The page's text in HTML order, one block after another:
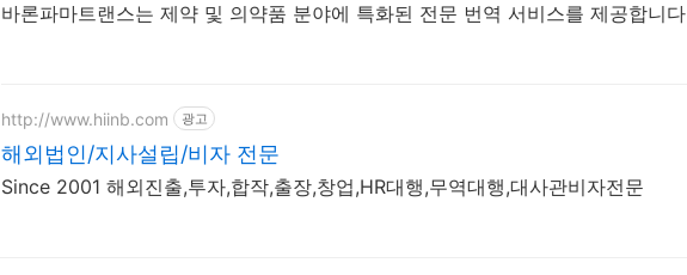
바론파마트랜스는 제약 및 의약품 분야에 특화된 전문 번역 서비스를 제공합니다
http://www.hiinb.com 광고
해외법인/지사설립/비자 전문
Since 2001 해외진출,투자,합작,출장,창업,HR대행,무역대행,대사관비자전문